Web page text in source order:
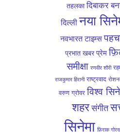
तहलका दिबाकर
दिल्ली नया
नवभारत टाइम्स
प्रभात खबर प्रेम
समीक्षा रणवीर शौरी
राजकुमार हिरानी राष्ट्रवाद
वरुण ग्रोवर विश्व
शहरसंगीत
सिनेमा फ़िराक